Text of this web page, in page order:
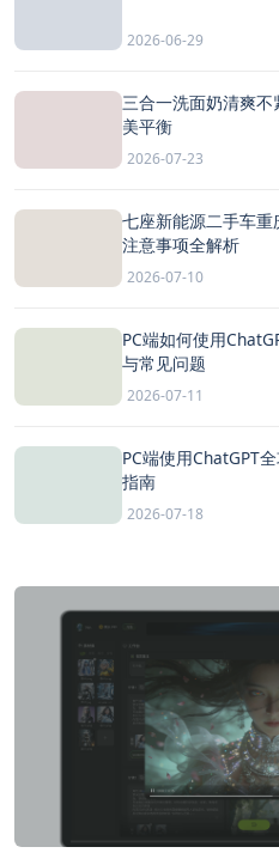
2026-06-29
三合一洗面奶清爽
美平衡
2026-07-23
七座新能源二手车
注意事项全解析
2026-07-10
PC端如何使用
与常见问题
2026-07-11
PC端使用ChatGPT
指南
2026-07-18